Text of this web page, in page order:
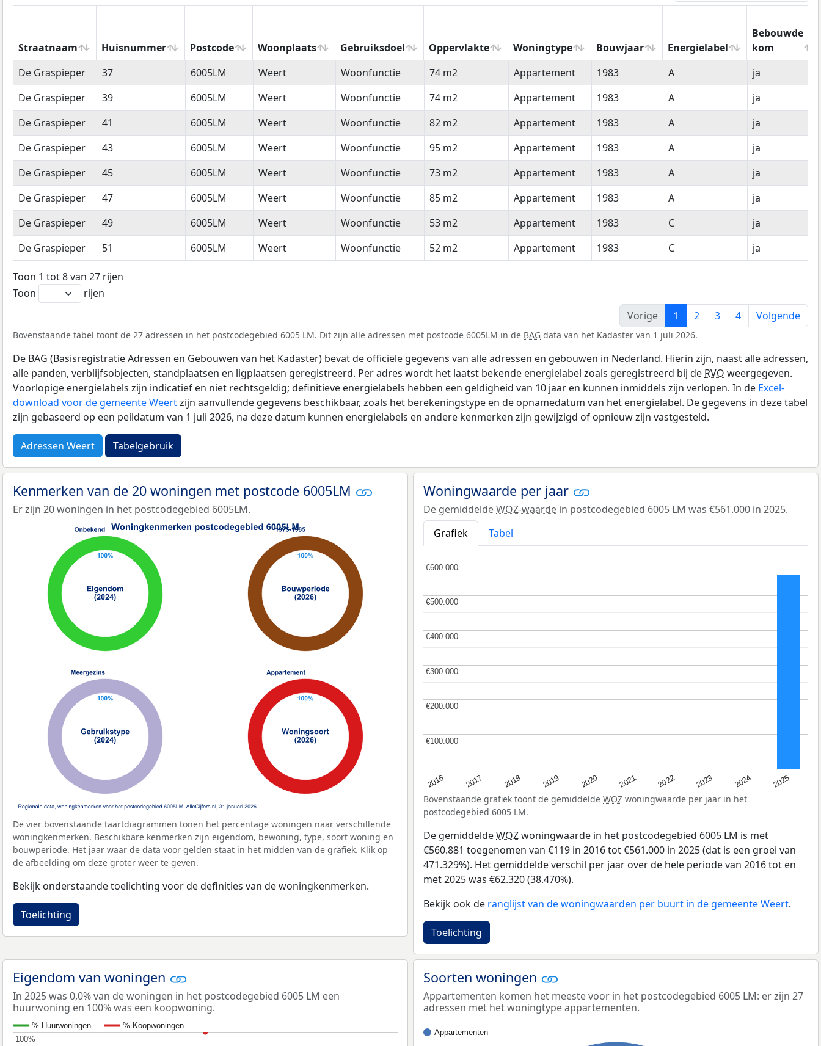
Straatnaam Huisnummer Postcode Woonplaats Gebruiksdoel Oppervlakte Woningtype Bouwjaar Energielabel
Bebouwde
kom
Straatnaam
Huisnummer Postcode Woonplaats Gebruiksdoel Oppervlakte Woningtype Bouwjaar Energielabel
Bebouwde
kom
De Graspieper 37 6005LM Weert Woonfunctie 74 m2 Appartement 1983 A
ja
De Graspieper
39 6005LM Weert Woonfunctie 74 m2 Appartement 1983 A
ja
De Graspieper
41 6005LM Weert Woonfunctie 82 m2 Appartement 1983 A
ja
De Graspieper
43 6005LM Weert Woonfunctie 95 m2 Appartement 1983 A
ja
De Graspieper
45 6005LM Weert Woonfunctie 73 m2 Appartement 1983 A
ja
De Graspieper
47 6005LM Weert Woonfunctie 85 m2 Appartement 1983 A
ja
De Graspieper
49 6005LM Weert Woonfunctie 53 m2 Appartement 1983 C
ja
De Graspieper
51 6005LM Weert Woonfunctie 52 m2 Appartement 1983 C ja
Toon 1 tot 8 van 27 rijen
Toon
rijen
Vorige
1 2 3 4 Volgende
Bovenstaande tabel toont de 27 adressen in het postcodegebied 6005 LM. Dit zijn alle adressen met postcode 6005LM in de BAG data van het Kadaster van 1 juli 2026.
De BAG (Basisregistratie Adressen en Gebouwen van het Kadaster) bevat de officiële gegevens van alle adressen en gebouwen in Nederland. Hierin zijn, naast alle adressen,
alle panden, verblijfsobjecten, standplaatsen en ligplaatsen geregistreerd. Per adres wordt het laatst bekende energielabel zoals geregistreerd bij de RVO weergegeven.
Voorlopige energielabels zijn indicatief en niet rechtsgeldig; definitieve energielabels hebben een geldigheid van 10 jaar en kunnen inmiddels zijn verlopen. In de Excel-
download voor de gemeente Weertzijn aanvullende gegevens beschikbaar, zoals het berekeningstype en de opnamedatum van het energielabel. De gegevens in deze tabel
zijn gebaseerd op een peildatum van 1 juli 2026, na deze datum kunnen energielabels en andere kenmerken zijn gewijzigd of opnieuw zijn vastgesteld.
Adressen Weert Tabelgebruik
Kenmerken van de 20 woningen met postcode 6005LM
Er zijn 20 woningen in het postcodegebied 6005LM.
De vier bovenstaande taartdiagrammen tonen het percentage woningen naar verschillende
woningkenmerken. Beschikbare kenmerken zijn eigendom, bewoning, type, soort woning en
bouwperiode. Het jaar waar de data voor gelden staat in het midden van de grafiek. Klik op
de afbeelding om deze groter weer te geven.
Bekijk onderstaande toelichting voor de definities van de woningkenmerken.
Toelichting
Woningwaarde per jaar
De gemiddeldeWOZ-waarde in postcodegebied 6005 LM was €561.000 in 2025.
Grafiek
Tabel
2016 2017 2018 2019 2020 2021 2022 2023 2024 2025
€100.000
€100.000
€200.000
€200.000
€300.000
€300.000
€400.000
€400.000
€500.000
€500.000
€600.000
€600.000
Bovenstaande grafiek toont de gemiddelde WOZ woningwaarde per jaar in het
postcodegebied 6005 LM.
De gemiddeldeWOZwoningwaarde in het postcodegebied 6005 LM is met
€560.881 toegenomen van €119 in 2016 tot €561.000 in 2025 (dat is een groei van
471.329%). Het gemiddelde verschil per jaar over de hele periode van 2016 tot en
met 2025 was €62.320 (38.470%).
Bekijk ook de ranglijst van de woningwaarden per buurt in de gemeente Weert.
Toelichting
Eigendom van woningen
In 2025 was 0,0% van de woningen in het postcodegebied 6005 LM een
huurwoning en 100% was een koopwoning.
% Huurwoningen
% Koopwoningen
100%
100%
Soorten woningen
Appartementen komen het meeste voor in het postcodegebied 6005 LM: er zijn 27
adressen met het woningtype appartementen.
Appartementen